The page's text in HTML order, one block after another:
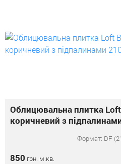
Облицювальна плитка
коричневий з
Формат: DF
850 грн. м.кв.